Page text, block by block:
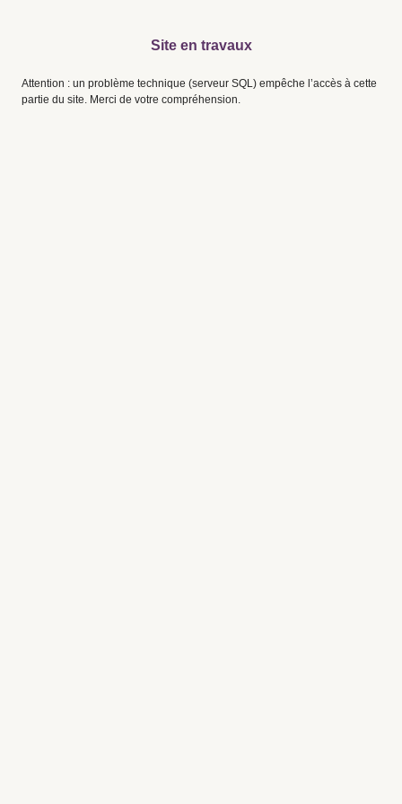
Site en travaux
Attention : un problème technique (serveur SQL) empêche l’accès à cette
partie du site. Merci de votre compréhension.